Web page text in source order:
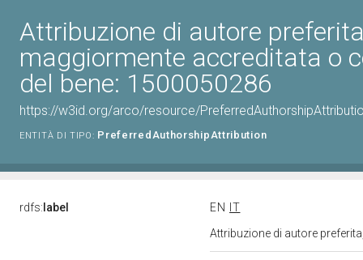
Attribuzione di autore
maggiormente accreditata o
del bene: 1500050286
https://w3id.org/arco/resource/
ENTITÀ DI TIPO: PreferredAuthorshipAttribution
rdfs: label EN
IT
Attribuzione di autore